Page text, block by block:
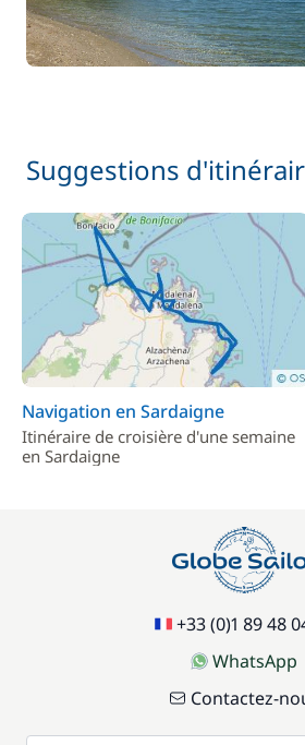
Suggestions
Navigation en Sardaigne
Itinéraire de croisière d'une semaine
en Sardaigne
+33 (0)1 89 48
WhatsApp
Contactez-